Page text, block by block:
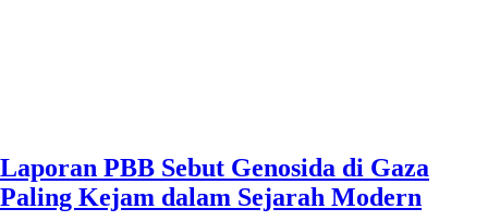
Laporan PBB Sebut Genosida di Gaza
Paling Kejam dalam Sejarah Modern